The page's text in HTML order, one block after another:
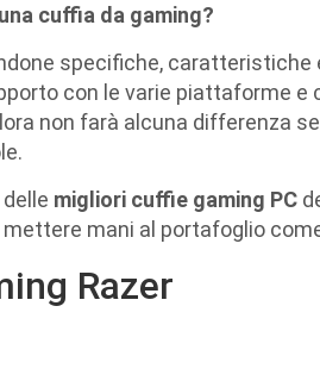
cuffia da gaming?
specifiche,
con le varie piattaforme e
non farà alcuna differenza
migliori cuffie gaming PC
mettere mani al portafoglio
Razer